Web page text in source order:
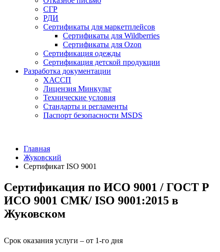
СГР
РДИ
Сертификаты для маркетплейсов
Сертификаты для Wildberries
Сертификаты для Ozon
Сертификация одежды
Сертификация детской продукции
Разработка документации
ХАССП
Лицензия Минкульт
Технические условия
Стандарты и регламенты
Паспорт безопасности MSDS
Главная
Жуковский
Сертификат ISO 9001
Сертификация по ИСО 9001 / ГОСТ Р
ИСО 9001 СМК/ ISO 9001:2015 в
Жуковском
Срок оказания услуги – от 1-го дня